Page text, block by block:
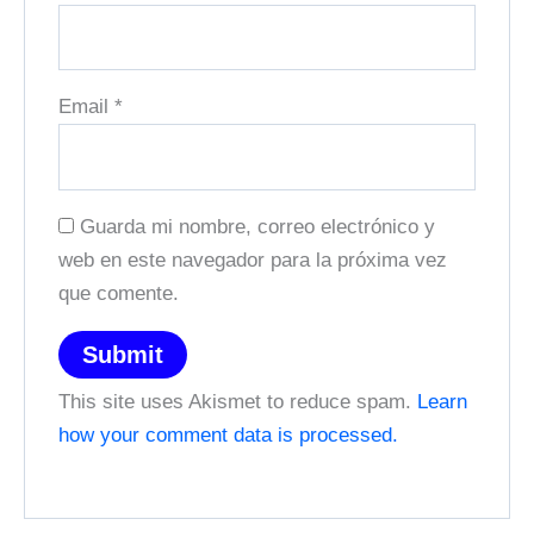
Email*
Guarda mi nombre, correo electrónico y
web en este navegador para la próxima vez
que comente.
This site uses Akismet to reduce spam. Learn
how your comment data is processed.